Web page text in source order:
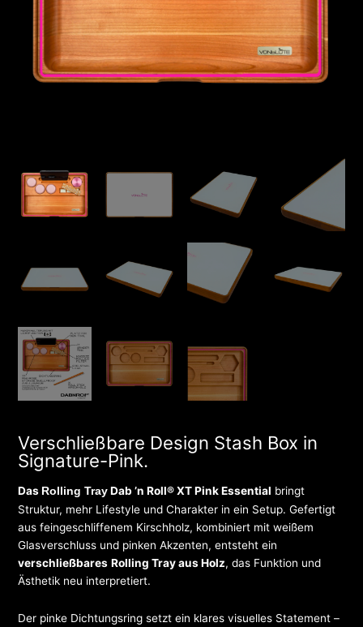
Verschließbare Design Stash Box in
Signature-Pink.
Das Rolling Tray Dab ’n Roll® XT Pink Essential bringt
Struktur, mehr Lifestyle und Charakter in ein Setup. Gefertigt
aus feingeschliffenem Kirschholz, kombiniert mit weißem
Glasverschluss und pinken Akzenten, entsteht ein
verschließbares Rolling Tray aus Holz, das Funktion und
Ästhetik neu interpretiert.
Der pinke Dichtungsring setzt ein klares visuelles Statement –